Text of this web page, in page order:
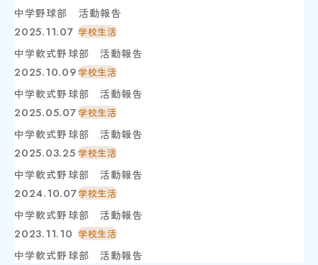
年間行事
獨協埼玉の1日
クラブ活動（中学校）
クラブ活動（高等学校）
在校生メッセージ
進路・進学
進路・進学 TOP
進路指導
進学実績
獨協学園との高大連携
他大学との連携
活躍する卒業生
入試情報
中学入試
高校入試
説明会・イベント
外部記事掲載
中学野球部 活動報告
2025.11.07 学校生活
中学軟式野球部 活動報告
2025.10.09学校生活
中学軟式野球部 活動報告
2025.05.07学校生活
中学軟式野球部 活動報告
2025.03.25 学校生活
中学軟式野球部 活動報告
2024.10.07学校生活
中学軟式野球部 活動報告
2023.11.10 学校生活
中学軟式野球部 活動報告